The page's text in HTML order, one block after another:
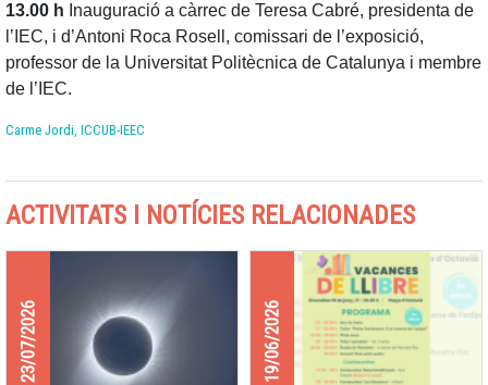
13.00 h Inauguració a càrrec de Teresa Cabré, presidenta de
l’IEC, i d’Antoni Roca Rosell, comissari de l’exposició,
professor de la Universitat Politècnica de Catalunya i membre
de l’IEC.
Carme Jordi, ICCUB-IEEC
ACTIVITATS I NOTÍCIES RELACIONADES
23/07/2026 19/06/2026